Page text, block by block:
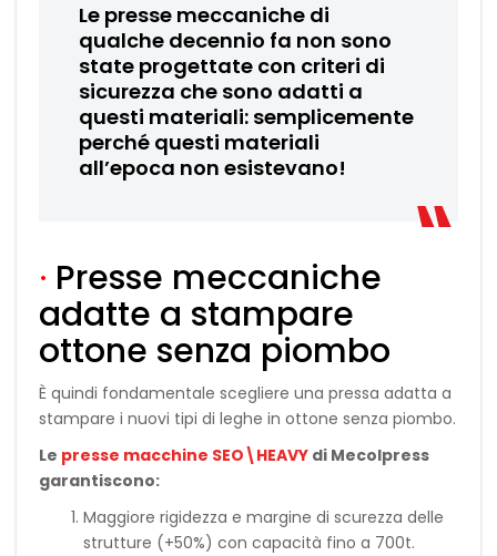
Le presse meccaniche di
qualche decennio fa non sono
state progettate con criteri di
sicurezza che sono adatti a
questi materiali: semplicemente
perché questi materiali
all’epoca non esistevano!
· Presse meccaniche
adatte a stampare
ottone senza piombo
È quindi fondamentale scegliere una pressa adatta a
stampare i nuovi tipi di leghe in ottone senza piombo.
Le presse macchine SEO\HEAVY di Mecolpress
garantiscono:
Maggiore rigidezza e margine di scurezza delle
strutture (+50%) con capacità fino a 700t.